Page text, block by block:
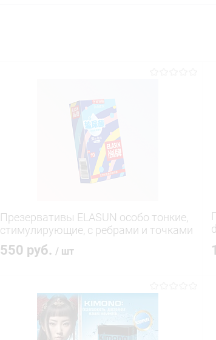
Презервативы ELASUN особо тонкие,
стимулирующие, с ребрами и точками
550 руб. / шт
В корзину
Купить в 1 клик Сравнение